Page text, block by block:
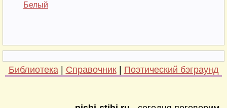
Белый
Библиотека| Справочник| Поэтический бэграунд